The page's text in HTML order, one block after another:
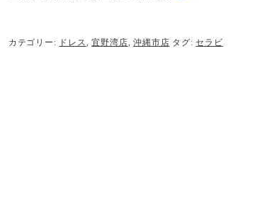
カテゴリー: ドレス ,宜野湾店 ,沖縄市店 タグ:セラビ